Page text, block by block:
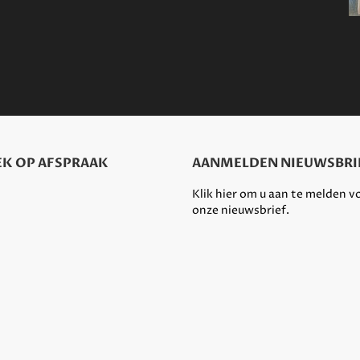
OP AFSPRAAK AANMELDEN
Klik hier om u aan te melden
onze nieuwsbrief.